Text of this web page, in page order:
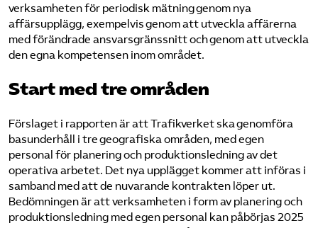
verksamheten för periodisk mätning genom nya
affärsupplägg, exempelvis genom att utveckla affärerna
med förändrade ansvarsgränssnitt och genom att utveckla
den egna kompetensen inom området.
Start med tre områden
Förslaget i rapporten är att Trafikverket ska genomföra
basunderhåll i tre geografiska områden, med egen
personal för planering och produktionsledning av det
operativa arbetet. Det nya upplägget kommer att införas i
samband med att de nuvarande kontrakten löper ut.
Bedömningen är att verksamheten i form av planering och
produktionsledning med egen personal kan påbörjas 2025